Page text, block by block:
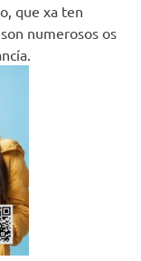
que xa ten
numerosos os